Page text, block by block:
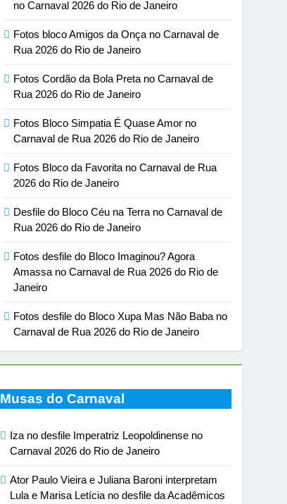
no Carnaval 2026 do Rio de Janeiro
Fotos bloco Amigos da Onça no Carnaval de
Rua 2026 do Rio de Janeiro
Fotos Cordão da Bola Preta no Carnaval de
Rua 2026 do Rio de Janeiro
Fotos Bloco Simpatia É Quase Amor no
Carnaval de Rua 2026 do Rio de Janeiro
Fotos Bloco da Favorita no Carnaval de Rua
2026 do Rio de Janeiro
Desfile do Bloco Céu na Terra no Carnaval de
Rua 2026 do Rio de Janeiro
Fotos desfile do Bloco Imaginou? Agora
Amassa no Carnaval de Rua 2026 do Rio de
Janeiro
Fotos desfile do Bloco Xupa Mas Não Baba no
Carnaval de Rua 2026 do Rio de Janeiro
Musas do Carnaval
Iza no desfile Imperatriz Leopoldinense no
Carnaval 2026 do Rio de Janeiro
Ator Paulo Vieira e Juliana Baroni interpretam
Lula e Marisa Letícia no desfile da Acadêmicos